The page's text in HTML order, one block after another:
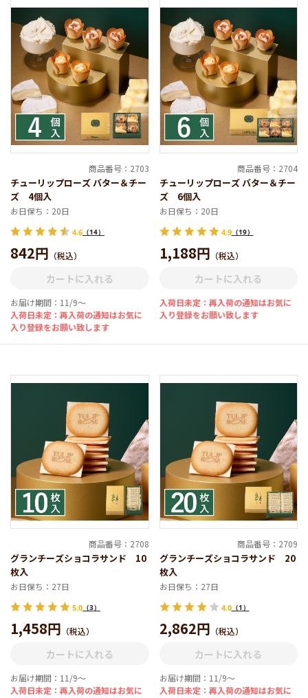
香るバター&チーズがとろけ出す、お花のスイーツ
フランス産発酵バター&チーズの香り溢れるサクサクのラ
ングドシャクッキーに、とろける生食感ショコラクリーム
をたっぷり二重に絞りました。香ばしいチューリップの中
にとろけるローズが咲いた「世界でここだけの花」のお菓
溢れだした、チーズショコラ
カマンベールチーズとフランス産発酵バターで香ばしく焼
きあげたラングドシャクッキー。とろけるチェダーチーズ
ショコラを、生地からあふれ出すほど贅沢なグランサイズ
でサンドしました。
TOKYO TURIP ROSE ブランドサイト
商品番号：2703
チューリップローズ バター＆チー
ズ 4個入
お日保ち：20日
4.6 （14）
842円 （税込）
カートに入れる
お届け期間：11/9～
入荷日未定：再入荷の通知はお気に
入り登録をお願い致します
商品番号：2704
チューリップローズ バター＆チー
ズ 6個入
お日保ち：20日
4.9（19）
1,188円 （税込）
カートに入れる
入荷日未定：再入荷の通知はお気に
入り登録をお願い致します
商品番号：2708
グランチーズショコラサンド 10
枚入
お日保ち：27日
5.0 （3）
1,458円 （税込）
カートに入れる
お届け期間：11/9～
入荷日未定：再入荷の通知はお気に
商品番号：2709
グランチーズショコラサンド 20
枚入
お日保ち：27日
4.0（1）
2,862円 （税込）
カートに入れる
お届け期間：11/9～
入荷日未定：再入荷の通知はお気に